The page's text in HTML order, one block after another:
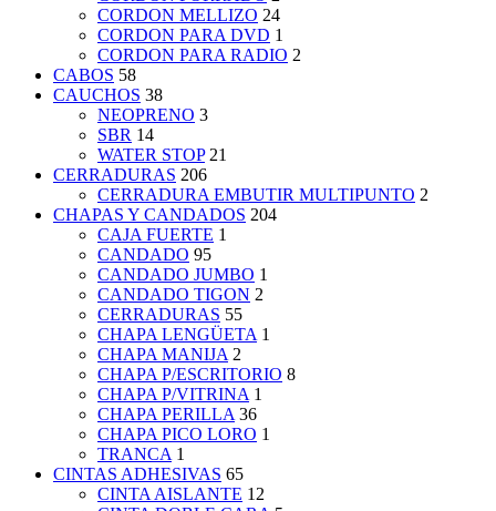
CORDON MELLIZO 24
CORDON PARA DVD 1
CORDON PARA RADIO 2
CABOS 58
CAUCHOS 38
NEOPRENO 3
SBR 14
WATER STOP 21
CERRADURAS 206
CERRADURA EMBUTIR MULTIPUNTO 2
CHAPAS Y CANDADOS 204
CAJA FUERTE 1
CANDADO 95
CANDADO JUMBO 1
CANDADO TIGON 2
CERRADURAS 55
CHAPA LENGÜETA 1
CHAPA MANIJA 2
CHAPA P/ESCRITORIO 8
CHAPA P/VITRINA 1
CHAPA PERILLA 36
CHAPA PICO LORO 1
TRANCA 1
CINTAS ADHESIVAS 65
CINTA AISLANTE 12